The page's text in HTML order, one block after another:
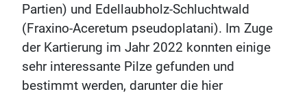
Partien) und Edellaubholz-Schluchtwald
(Fraxino-Aceretum pseudoplatani). Im Zuge
der Kartierung im Jahr 2022 konnten einige
sehr interessante Pilze gefunden und
bestimmt werden, darunter die hier